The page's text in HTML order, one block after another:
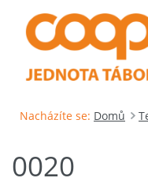
Nacházíte se: Domů
0020